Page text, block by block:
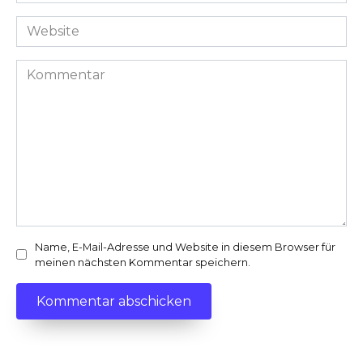
Adresse
Website
Kommentar
Name, E-Mail-Adresse und Website in diesem Browser für
meinen nächsten Kommentar speichern.